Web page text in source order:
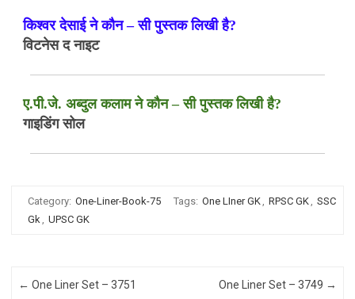
किश्वर देसाई ने कौन – सी पुस्तक लिखी है?
विटनेस द नाइट
ए.पी.जे. अब्दुल कलाम ने कौन – सी पुस्तक लिखी है?
गाइडिंग सोल
Category: One-Liner-Book-75 Tags: One LIner GK, RPSC GK, SSC
Gk, UPSC GK
Post navigation
← One Liner Set – 3751 One Liner Set – 3749 →